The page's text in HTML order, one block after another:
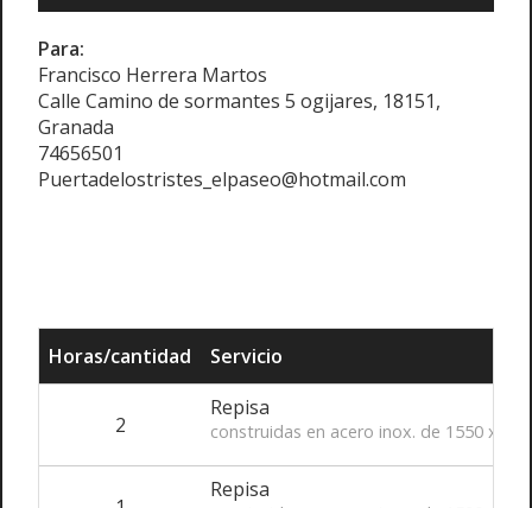
Para:
Francisco Herrera Martos
Calle Camino de sormantes 5 ogijares, 18151,
Granada
74656501
Puertadelostristes_elpaseo@hotmail.com
Horas/cantidad Servicio
2
Repisa
construidas en acero inox. de 1550 x
Repisa